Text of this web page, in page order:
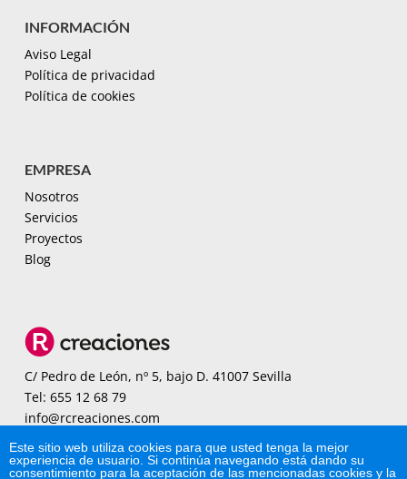
INFORMACIÓN
Aviso Legal
Política de privacidad
Política de cookies
EMPRESA
Nosotros
Servicios
Proyectos
Blog
C/ Pedro de León, nº 5, bajo D. 41007 Sevilla
Tel: 655 12 68 79
info@rcreaciones.com
Este sitio web utiliza cookies para que usted tenga la mejor
experiencia de usuario. Si continúa navegando está dando su
consentimiento para la aceptación de las mencionadas cookies y la